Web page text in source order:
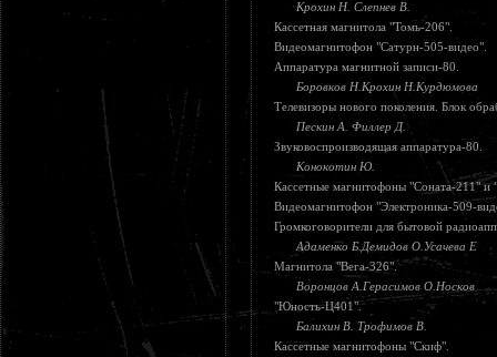
Крохин Н. Слепнев В.
Кассетная магнитола "Томь-206".
Видеомагнитофон "Сатурн-505-видео".
Аппаратура магнитной записи-80.
Боровков Н.Крохин Н.Курдюмова
Телевизоры нового поколения. Блок
Пескин А. Филлер Д.
Звуковоспроизводящая аппаратура-80.
Конокотин Ю.
Кассетные магнитофоны "Соната-211" и
Видеомагнитофон "Электроника-509-
Громкоговорители для бытовой
Адаменко Б.Демидов О.Усачева Е
Магнитола "Вега-326".
Воронцов А.Герасимов О.Носков
"Юность-Ц401".
Балихин В. Трофимов В.
Кассетные магнитофоны "Скиф".